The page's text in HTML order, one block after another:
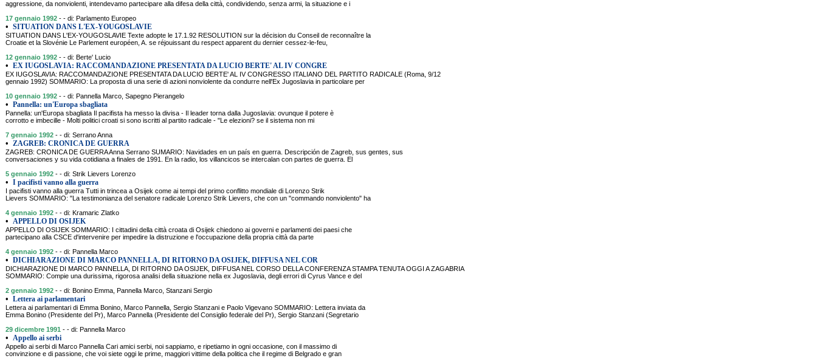
aggressione, da nonviolenti, intendevamo partecipare alla difesa della città, condividendo, senza armi, la situazione e i
17 gennaio 1992 - - di: Parlamento Europeo
• SITUATION DANS L'EX-YOUGOSLAVIE
SITUATION DANS L'EX-YOUGOSLAVIE Texte adopte le 17.1.92 RESOLUTION sur la décision du Conseil de reconnaître la
Croatie et la Slovénie Le Parlement européen, A. se réjouissant du respect apparent du dernier cessez-le-feu,
12 gennaio 1992 - - di: Berte' Lucio
• EX IUGOSLAVIA: RACCOMANDAZIONE PRESENTATA DA LUCIO BERTE' AL IV CONGRE
EX IUGOSLAVIA: RACCOMANDAZIONE PRESENTATA DA LUCIO BERTE' AL IV CONGRESSO ITALIANO DEL PARTITO RADICALE (Roma, 9/12
gennaio 1992) SOMMARIO: La proposta di una serie di azioni nonviolente da condurre nell'Ex Jugoslavia in particolare per
10 gennaio 1992 - - di: Pannella Marco, Sapegno Pierangelo
• Pannella: un'Europa sbagliata
Pannella: un'Europa sbagliata Il pacifista ha messo la divisa - Il leader torna dalla Jugoslavia: ovunque il potere è
corrotto e imbecille - Molti politici croati si sono iscritti al partito radicale - "Le elezioni? se il sistema non mi
7 gennaio 1992 - - di: Serrano Anna
• ZAGREB: CRONICA DE GUERRA
ZAGREB: CRONICA DE GUERRA Anna Serrano SUMARIO: Navidades en un país en guerra. Descripción de Zagreb, sus gentes, sus
conversaciones y su vida cotidiana a finales de 1991. En la radio, los villancicos se intercalan con partes de guerra. El
5 gennaio 1992 - - di: Strik Lievers Lorenzo
• I pacifisti vanno alla guerra
I pacifisti vanno alla guerra Tutti in trincea a Osijek come ai tempi del primo conflitto mondiale di Lorenzo Strik
Lievers SOMMARIO: "La testimonianza del senatore radicale Lorenzo Strik Lievers, che con un "commando nonviolento" ha
4 gennaio 1992 - - di: Kramaric Zlatko
• APPELLO DI OSIJEK
APPELLO DI OSIJEK SOMMARIO: I cittadini della città croata di Osijek chiedono ai governi e parlamenti dei paesi che
partecipano alla CSCE d'intervenire per impedire la distruzione e l'occupazione della propria città da parte
4 gennaio 1992 - - di: Pannella Marco
• DICHIARAZIONE DI MARCO PANNELLA, DI RITORNO DA OSIJEK, DIFFUSA NEL COR
DICHIARAZIONE DI MARCO PANNELLA, DI RITORNO DA OSIJEK, DIFFUSA NEL CORSO DELLA CONFERENZA STAMPA TENUTA OGGI A ZAGABRIA
SOMMARIO: Compie una durissima, rigorosa analisi della situazione nella ex Jugoslavia, degli errori di Cyrus Vance e del
2 gennaio 1992 - - di: Bonino Emma, Pannella Marco, Stanzani Sergio
• Lettera ai parlamentari
Lettera ai parlamentari di Emma Bonino, Marco Pannella, Sergio Stanzani e Paolo Vigevano SOMMARIO: Lettera inviata da
Emma Bonino (Presidente del Pr), Marco Pannella (Presidente del Consiglio federale del Pr), Sergio Stanzani (Segretario
29 dicembre 1991 - - di: Pannella Marco
• Appello ai serbi
Appello ai serbi di Marco Pannella Cari amici serbi, noi sappiamo, e ripetiamo in ogni occasione, con il massimo di
convinzione e di passione, che voi siete oggi le prime, maggiori vittime della politica che il regime di Belgrado e gran